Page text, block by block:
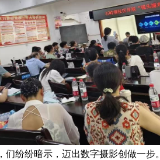
们纷纷暗示，迈出数字摄影创做一